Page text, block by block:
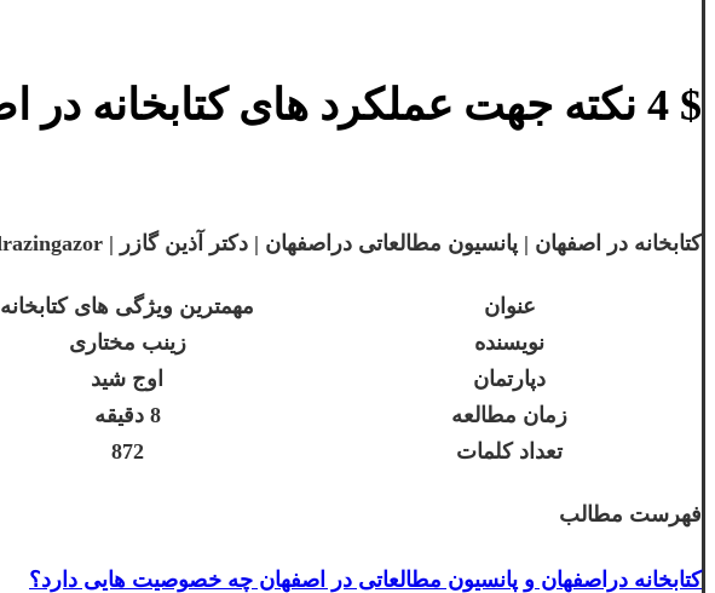
$ 4 نکته جهت عملکرد های کتابخانه در اصفهان
کتابخانه در اصفهان | پانسیون مطالعاتی دراصفهان | دکتر آذین گازر | drazingazor
عنوان
مهمترین ویژگی های کتابخانه
نویسنده
زینب مختاری
دپارتمان
اوج شید
زمان مطالعه
8 دقیقه
تعداد کلمات
872
فهرست مطالب
کتابخانه دراصفهان و پانسیون مطالعاتی در اصفهان چه خصوصیت هایی دارد؟